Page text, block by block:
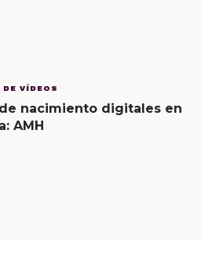
DE VÍDEOS
nacimiento digitales en
AMH